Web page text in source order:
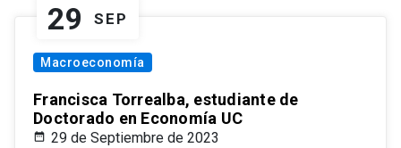
29 SEP
Macroeconomía
Francisca Torrealba, estudiante de
Doctorado en Economía UC
29 de Septiembre de 2023